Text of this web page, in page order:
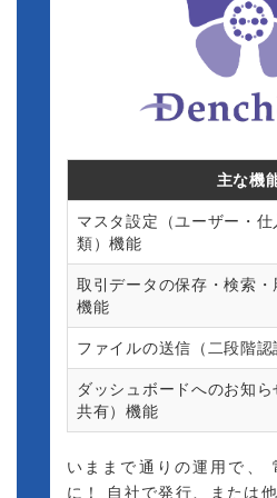
マウス・キーボード監視機能の
原因と特定し不具合修正後の
て不具合が解消されています。
【おくとパスBusiness10M
視機能の迅速化
おくとパスBusiness10Mの機
ード監視機能を
迅速化しました
2022.10.17
【発見伝Select】システム競
発見伝Selct、及び発
NoticeBusinessで
「LAN SCOPE」とのシステ
時動作となることが判明。
弊社製品「発見伝シリーズ」
ストールをお控えください。
主な機
マスタ設定（ユーザー・
類）機能
取引データの保存・検索
機能
ファイルの送信（二段階
ダッシュボードへのお知
共有）機能
いままで通りの運用で、
に！ 自社で発行、または